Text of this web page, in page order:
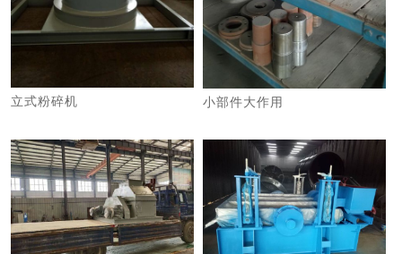
立式粉碎机 小部件大作用